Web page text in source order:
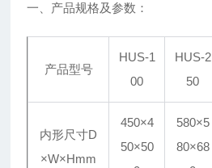
一、产品规格及参数：
产品型号
HUS-1
00
HUS-2
50
内形尺寸D
×W×Hmm
450×4
50×50
580×5
80×68